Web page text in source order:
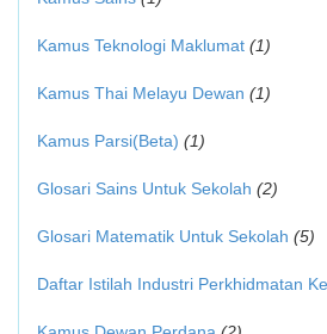
Kamus Teknologi Maklumat (1)
Kamus Thai Melayu Dewan (1)
Kamus Parsi(Beta) (1)
Glosari Sains Untuk Sekolah (2)
Glosari Matematik Untuk Sekolah (5)
Daftar Istilah Industri Perkhidmatan